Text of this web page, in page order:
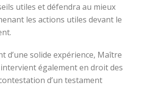
utiles et défendra au mieux
les actions utiles devant le
d’une solide expérience, Maître
intervient également en droit des
d’un testament